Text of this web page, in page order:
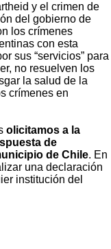
y el crimen de
del gobierno de
los crímenes
con esta
sus “servicios” para
no resuelven los
la salud de la
crímenes en
olicitamos a la
de
de Chile. En
una declaración
institución del